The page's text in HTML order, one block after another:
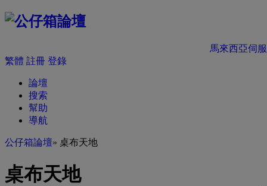
馬來西亞伺
繁體 註冊 登錄
論壇
搜索
幫助
導航
公仔箱論壇» 桌布天地
桌布天地